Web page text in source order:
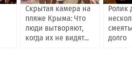
Скрытая камера на
пляже Крыма: Что
люди вытворяют,
когда их не видят...
Ролик
долго